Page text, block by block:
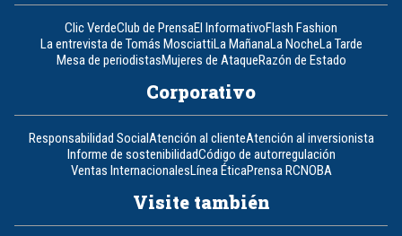
Clic VerdeClub de PrensaEl InformativoFlash Fashion
La entrevista de Tomás MosciattiLa MañanaLa NocheLa Tarde
Mesa de periodistasMujeres de AtaqueRazón de Estado
Corporativo
Responsabilidad SocialAtención al clienteAtención al inversionista
Informe de sostenibilidadCódigo de autorregulación
Ventas InternacionalesLínea ÉticaPrensa RCNOBA
Visite también